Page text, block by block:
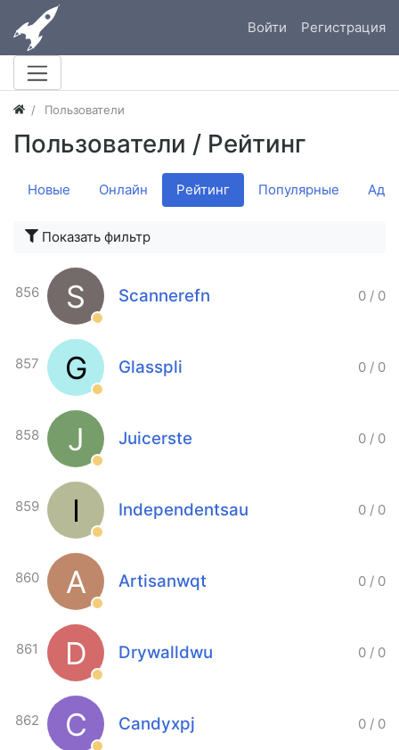
Войти Регистрация
Пользователи
Пользователи / Рейтинг
Новые Онлайн Рейтинг Популярные
Показать фильтр
856 S Scannerefn 0 / 0
857 G Glasspli 0 / 0
858 J Juicerste 0 / 0
859 I Independentsau 0 / 0
860 A Artisanwqt 0 / 0
861 D Drywalldwu 0 / 0
862 C Candyxpj 0 / 0